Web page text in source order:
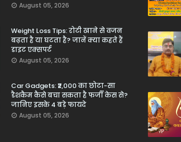
August 05, 2026
Weight Loss Tips: रोटी खाने से वजन
बढ़ता है या घटता है? जानें क्या कहते हैं
डाइट एक्सपर्ट
August 05, 2026
Car Gadgets: ₹2,000 का छोटा-सा
डैशकैम कैसे बचा सकता है फर्जी केस से?
जानिए इसके 4 बड़े फायदे
August 05, 2026